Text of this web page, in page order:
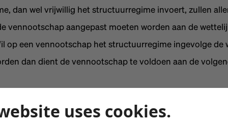
uses cookies.
dan wel vrijwillig het structuurregime invoert, zullen
vennootschap aangepast moeten worden aan de
op een vennootschap het structuurregime ingevolge de
dan dient de vennootschap te voldoen aan de
wettelijke verplichting een ondernemingsraad